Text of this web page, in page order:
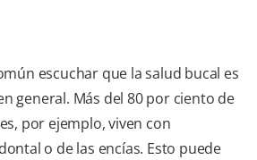
escuchar que la salud bucal es
general. Más del 80 por ciento de
por ejemplo, viven con
o de las encías. Esto puede